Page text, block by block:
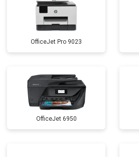
OfficeJet Pro 9023
OfficeJet 6950